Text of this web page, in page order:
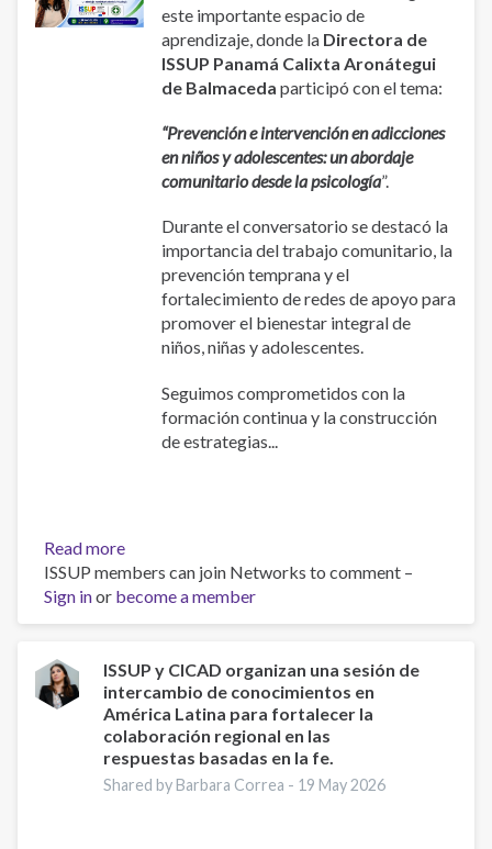
este importante espacio de
aprendizaje, donde la Directora de
ISSUP Panamá Calixta Aronátegui
de Balmacedaparticipó con el tema:
“Prevención e intervención en adicciones
en niños y adolescentes: un abordaje
comunitario desde la psicología”.
Durante el conversatorio se destacó la
importancia del trabajo comunitario, la
prevención temprana y el
fortalecimiento de redes de apoyo para
promover el bienestar integral de
niños, niñas y adolescentes.
Seguimos comprometidos con la
formación continua y la construcción
de estrategias...
Read more
ISSUP
Panamá
presente
la
IV
Jornada
de
Actualización
de
ISSUP members can join Networks to comment –
Sign inor become a member
ISSUP y CICAD organizan una sesión de
intercambio de conocimientos en
América Latina para fortalecer la
colaboración regional en las
respuestas basadas en la fe.
Shared by Barbara Correa - 19 May 2026